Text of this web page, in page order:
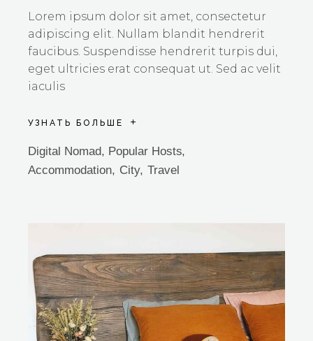
Lorem ipsum dolor sit amet, consectetur
adipiscing elit. Nullam blandit hendrerit
faucibus. Suspendisse hendrerit turpis dui,
eget ultricies erat consequat ut. Sed ac velit
iaculis
УЗНАТЬ БОЛЬШЕ
Digital Nomad, Popular Hosts
Accommodation
City Travel